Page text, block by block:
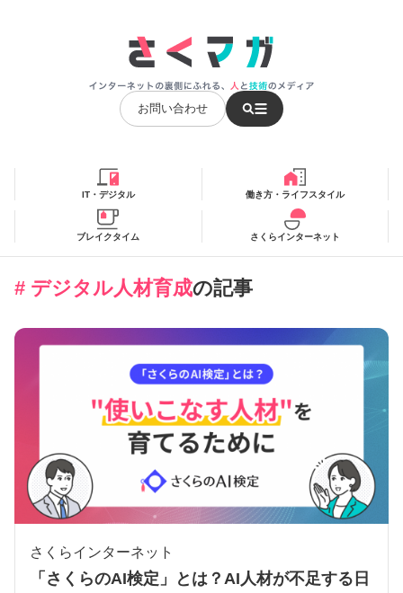
お問い合わせ
IT・デジタル 働き方・ライフスタイル
ブレイクタイム さくらインターネット
# デジタル人材育成の記事
さくらインターネット
「さくらのAI検定」とは？AI人材が不足する日